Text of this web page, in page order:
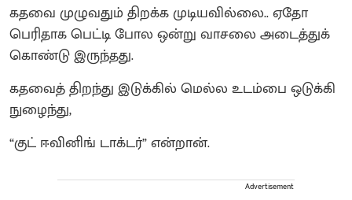
கதவை முழுவதும் திறக்க முடியவில்லை.. ஏதோ
பெரிதாக பெட்டி போல ஒன்று வாசலை அடைத்துக்
கொண்டு இருந்தது.
கதவைத் திறந்து இடுக்கில் மெல்ல உடம்பை ஒடுக்கி
நுழைந்து,
“குட் ஈவினிங் டாக்டர்” என்றான்.
Advertisement